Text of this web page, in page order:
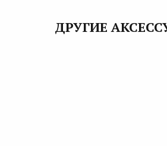
ДРУГИЕ